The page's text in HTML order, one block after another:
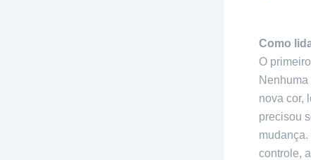
Como
O
nova cor,
precisou
controle,